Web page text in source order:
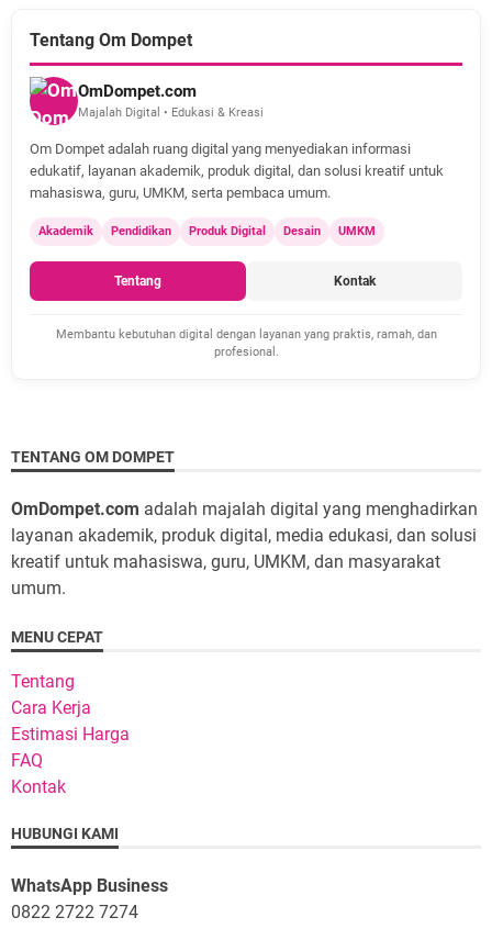
Tentang Om Dompet
OmDompet.com
Majalah Digital • Edukasi & Kreasi
Om Dompet adalah ruang digital yang menyediakan informasi
edukatif, layanan akademik, produk digital, dan solusi kreatif untuk
mahasiswa, guru, UMKM, serta pembaca umum.
Akademik Pendidikan Produk Digital Desain UMKM
Tentang Kontak
Membantu kebutuhan digital dengan layanan yang praktis, ramah, dan
profesional.
TENTANG OM DOMPET
OmDompet.com adalah majalah digital yang menghadirkan
layanan akademik, produk digital, media edukasi, dan solusi
kreatif untuk mahasiswa, guru, UMKM, dan masyarakat
umum.
MENU CEPAT
Tentang
Cara Kerja
Estimasi Harga
FAQ
Kontak
HUBUNGI KAMI
WhatsApp Business
0822 2722 7274